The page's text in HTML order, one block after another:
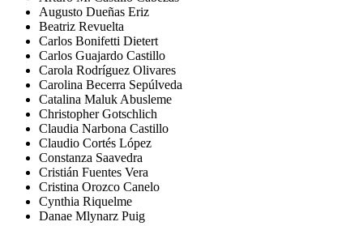
Augusto Dueñas Eriz
Beatriz Revuelta
Carlos Bonifetti Dietert
Carlos Guajardo Castillo
Carola Rodríguez Olivares
Carolina Becerra Sepúlveda
Catalina Maluk Abusleme
Christopher Gotschlich
Claudia Narbona Castillo
Claudio Cortés López
Constanza Saavedra
Cristián Fuentes Vera
Cristina Orozco Canelo
Cynthia Riquelme
Danae Mlynarz Puig